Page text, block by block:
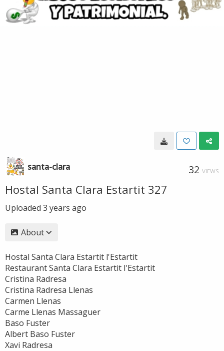
santa-clara 32 VIEWS
Hostal Santa Clara Estartit 327
Uploaded 3 years ago
About
Hostal Santa Clara Estartit l'Estartit
Restaurant Santa Clara Estartit l'Estartit
Cristina Radresa
Cristina Radresa Llenas
Carmen Llenas
Carme Llenas Massaguer
Baso Fuster
Albert Baso Fuster
Xavi Radresa